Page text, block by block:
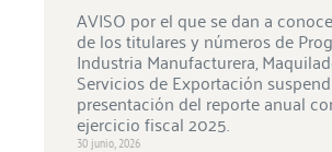
AVISO por el que se dan a
de los titulares y números de
Industria Manufacturera,
Servicios de Exportación
presentación del reporte anual
ejercicio fiscal 2025.
30 junio, 2026